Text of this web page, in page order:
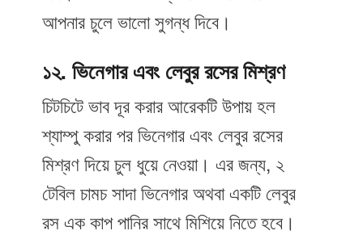
আপনার চুলে ভালো সুগন্ধ দিবে।
১২. ভিনেগার এবং লেবুর রসের মিশ্রণ
চিটচিটে ভাব দূর করার আরেকটি উপায় হল
শ্যাম্পু করার পর ভিনেগার এবং লেবুর রসের
মিশ্রণ দিয়ে চুল ধুয়ে নেওয়া। এর জন্য, ২
টেবিল চামচ সাদা ভিনেগার অথবা একটি লেবুর
রস এক কাপ পানির সাথে মিশিয়ে নিতে হবে।